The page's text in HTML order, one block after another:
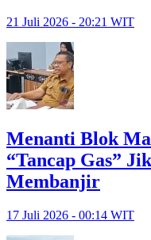
21 Juli 2026 - 20:21 WIT
Menanti Blok
“Tancap Gas”
Membanjir
17 Juli 2026 - 00:14 WIT